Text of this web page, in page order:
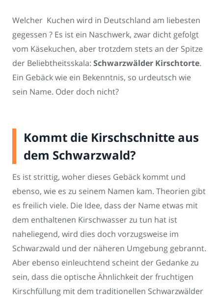
Welcher Kuchen wird in Deutschland am liebesten
gegessen ? Es ist ein Naschwerk, zwar dicht gefolgt
vom Käsekuchen, aber trotzdem stets an der Spitze
der Beliebtheitsskala: Schwarzwälder Kirschtorte.
Ein Gebäck wie ein Bekenntnis, so urdeutsch wie
sein Name. Oder doch nicht?
Kommt die Kirschschnitte aus
dem Schwarzwald?
Es ist strittig, woher dieses Gebäck kommt und
ebenso, wie es zu seinem Namen kam. Theorien gibt
es freilich viele. Die Idee, dass der Name etwas mit
dem enthaltenen Kirschwasser zu tun hat ist
naheliegend, wird dies doch vorzugsweise im
Schwarzwald und der näheren Umgebung gebrannt.
Aber ebenso einleuchtend scheint der Gedanke zu
sein, dass die optische Ähnlichkeit der fruchtigen
Kirschfüllung mit dem traditionellen Schwarzwälder